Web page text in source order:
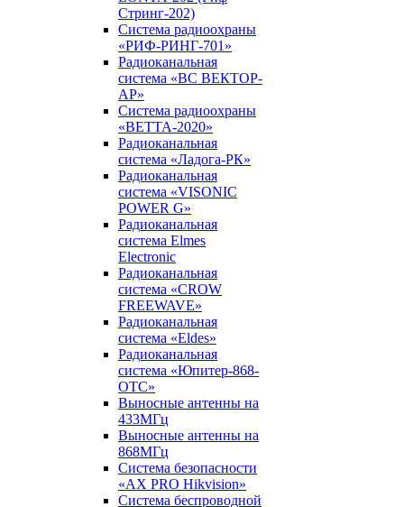
Стринг-202)
Система радиоохраны
«РИФ-РИНГ-701»
Радиоканальная
система «ВС ВЕКТОР-
АР»
Система радиоохраны
«ВЕТТА-2020»
Радиоканальная
система «Ладога-РК»
Радиоканальная
система «VISONIC
POWER G»
Радиоканальная
система Elmes
Electronic
Радиоканальная
система «CROW
FREEWAVE»
Радиоканальная
система «Eldes»
Радиоканальная
система «Юпитер-868-
ОТС»
Выносные антенны на
433МГц
Выносные антенны на
868МГц
Система безопасности
«AX PRO Hikvision»
Система беспроводной